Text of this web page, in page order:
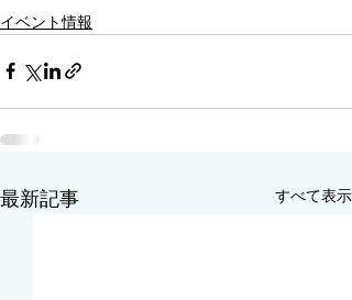
イベント情報
最新記事 すべて表示